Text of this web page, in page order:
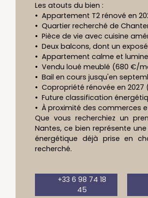
Les atouts du bien :
Appartement T2 rénové en
Quartier recherché de
Pièce de vie avec cuisine
Deux balcons, dont un
Appartement calme et
Vendu loué meublé (680 €/
Bail en cours jusqu'en
Copropriété rénovée en
Future classification
À proximité des commerces
Que vous recherchiez un
Nantes, ce bien représente
énergétique déjà prise en
recherché.
+33 6 98 74 18
45